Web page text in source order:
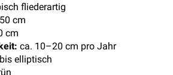
fliederartig
cm
cm
ca. 10–20 cm pro Jahr
elliptisch